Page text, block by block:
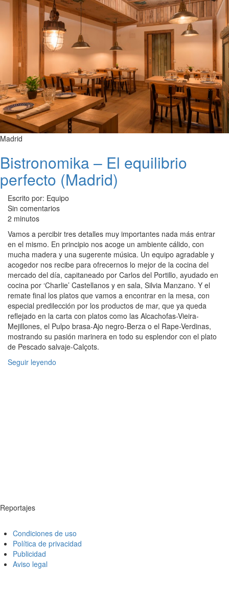
Madrid
Bistronomika – El equilibrio
perfecto (Madrid)
Escrito por: Equipo
Sin comentarios
2 minutos
Vamos a percibir tres detalles muy importantes nada más entrar
en el mismo. En principio nos acoge un ambiente cálido, con
mucha madera y una sugerente música. Un equipo agradable y
acogedor nos recibe para ofrecernos lo mejor de la cocina del
mercado del día, capitaneado por Carlos del Portillo, ayudado en
cocina por ‘Charlie’ Castellanos y en sala, Silvia Manzano. Y el
remate final los platos que vamos a encontrar en la mesa, con
especial predilección por los productos de mar, que ya queda
reflejado en la carta con platos como las Alcachofas-Vieira-
Mejillones, el Pulpo brasa-Ajo negro-Berza o el Rape-Verdinas,
mostrando su pasión marinera en todo su esplendor con el plato
de Pescado salvaje-Calçots.
Seguir leyendo
Reportajes
Condiciones de uso
Política de privacidad
Publicidad
Aviso legal